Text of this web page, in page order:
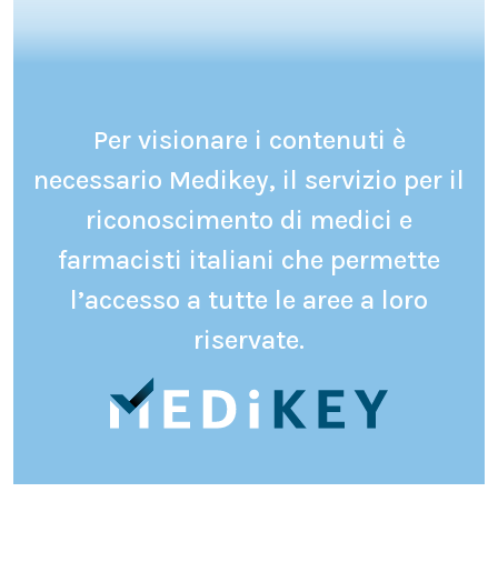
Per visionare i contenuti è
necessario Medikey, il servizio per il
riconoscimento di medici e
farmacisti italiani che permette
l’accesso a tutte le aree a loro
riservate.